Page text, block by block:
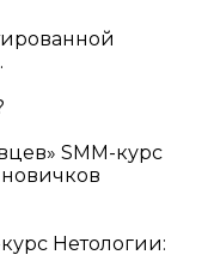
SMM-курс
Нетологии: